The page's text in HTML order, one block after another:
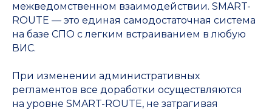
межведомственном взаимодействии. SMART-
ROUTE — это единая самодостаточная система
на базе СПО с легким встраиванием в любую
ВИС.
При изменении административных
регламентов все доработки осуществляются
на уровне SMART-ROUTE, не затрагивая